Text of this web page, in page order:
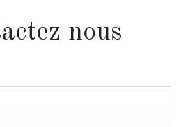
nous